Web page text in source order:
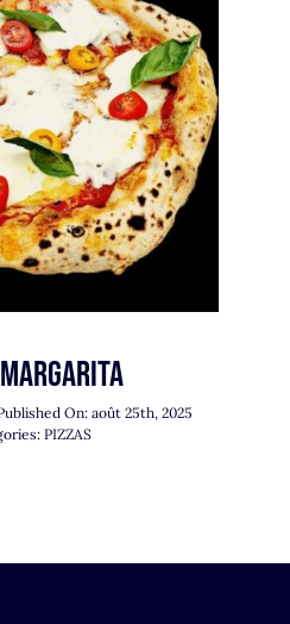
On: août 25th, 2025
PIZZAS